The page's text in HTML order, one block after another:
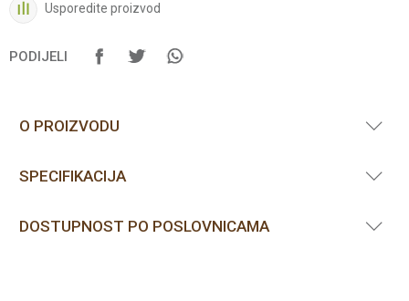
Usporedite proizvod
PODIJELI
O PROIZVODU
SPECIFIKACIJA
DOSTUPNOST PO POSLOVNICAMA